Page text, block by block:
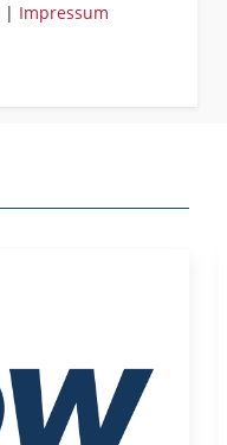
| Impressum